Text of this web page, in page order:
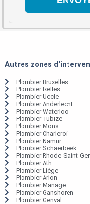
Autres zones
Plombier Bruxelles
Plombier Ixelles
Plombier Uccle
Plombier Anderlecht
Plombier Waterloo
Plombier Tubize
Plombier Mons
Plombier Charleroi
Plombier Namur
Plombier Schaerbeek
Plombier Rhode-Saint-
Plombier Ath
Plombier Liège
Plombier Arlon
Plombier Manage
Plombier Ganshoren
Plombier Genval